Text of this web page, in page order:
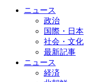
ニュース
政治
国際・日本
社会・文化
最新記事
ニュース
経済